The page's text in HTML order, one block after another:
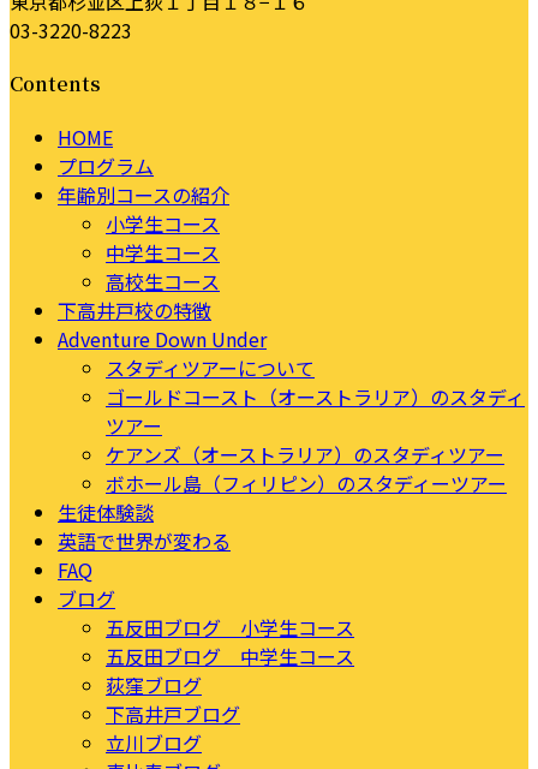
03-3220-8223
Contents
HOME
プログラム
年齢別コースの紹介
小学生コース
中学生コース
高校生コース
下高井戸校の特徴
Adventure Down Under
スタディツアーについて
ゴールドコースト（オーストラリア）のスタディ
ツアー
ケアンズ（オーストラリア）のスタディツアー
ボホール島（フィリピン）のスタディーツアー
生徒体験談
英語で世界が変わる
FAQ
ブログ
五反田ブログ 小学生コース
五反田ブログ 中学生コース
荻窪ブログ
下高井戸ブログ
立川ブログ